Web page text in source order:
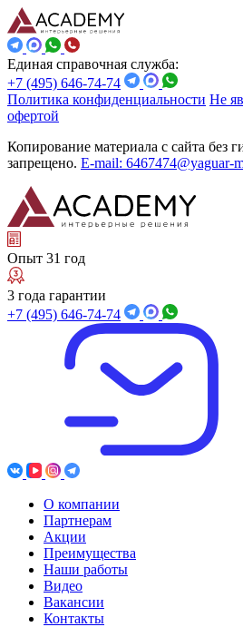
Единая справочная служба:
+7 (495) 646-74-74
Политика конфиденциальности Не
офертой
Копирование материала с сайта без
запрещено. E-mail: 6467474@yaguar-
Опыт 31 год
3 года гарантии
+7 (495) 646-74-74
О компании
Партнерам
Акции
Преимущества
Наши работы
Видео
Вакансии
Контакты